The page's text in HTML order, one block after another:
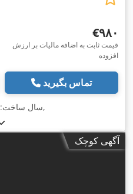
‎€۹۸۰
قیمت ثابت به اضافه مالیات بر ارزش
افزوده
تماس بگیرید
سال ساخت:,
آگهی کوچک